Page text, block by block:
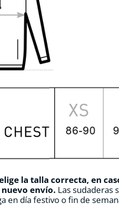
la talla correcta, en
envío. Las sudaderas
en día festivo o fin de